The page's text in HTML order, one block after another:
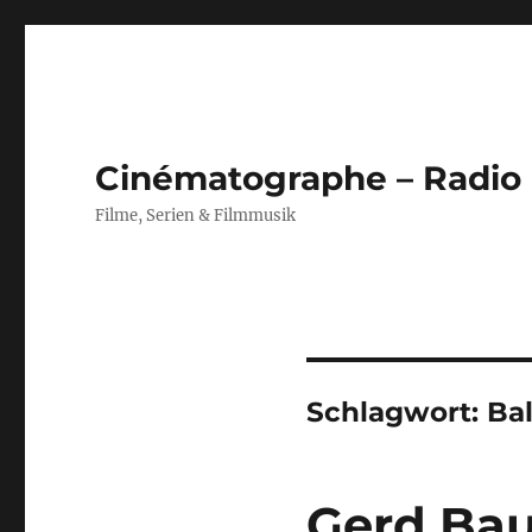
Cinématographe – Radio
Filme, Serien & Filmmusik
Schlagwort: